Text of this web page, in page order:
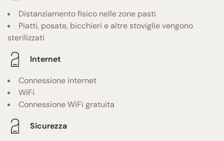
Distanziamento fisico nelle zone pasti
Piatti, posate, bicchieri e altre stoviglie vengono
sterilizzati
Internet
Connessione internet
WiFi
Connessione WiFi gratuita
Sicurezza